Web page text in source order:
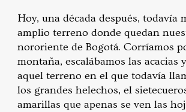
Hoy, una década después,
amplio terreno donde quedan
nororiente de Bogotá. Corríamos
montaña, escalábamos las
aquel terreno en el que todavía
los grandes helechos, el
amarillas que apenas se ven las